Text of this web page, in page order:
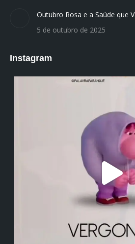
Outubro Rosa e a Saúde que
5 de outubro de 2025
Instagram